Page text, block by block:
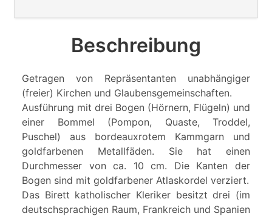
Beschreibung
Getragen von Repräsentanten unabhängiger
(freier) Kirchen und Glaubensgemeinschaften.
Ausführung mit drei Bogen (Hörnern, Flügeln) und
einer Bommel (Pompon, Quaste, Troddel,
Puschel) aus bordeauxrotem Kammgarn und
goldfarbenen Metallfäden. Sie hat einen
Durchmesser von ca. 10 cm. Die Kanten der
Bogen sind mit goldfarbener Atlaskordel verziert.
Das Birett katholischer Kleriker besitzt drei (im
deutschsprachigen Raum, Frankreich und Spanien